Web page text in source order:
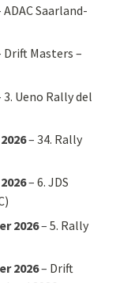
ADAC Saarland-
Drift Masters –
3. Ueno Rally del
–34. Rally
–6. JDS
2026–5. Rally
2026– Drift